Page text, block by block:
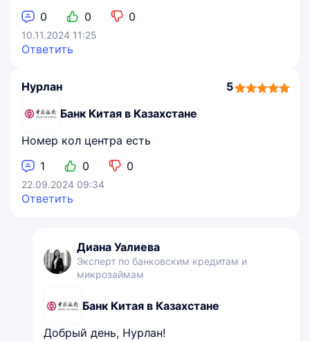
0
0 0
10.11.2024 11:25
Ответить
Нурлан
Банк Китая в Казахстане
5
5,0
Номер кол центра есть
1
0 0
22.09.2024 09:34
Ответить
Диана Уалиева
Эксперт по банковским кредитам и
микрозаймам
Банк Китая в Казахстане
Добрый день, Нурлан!